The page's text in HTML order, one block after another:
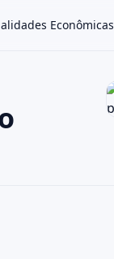
Econômicas